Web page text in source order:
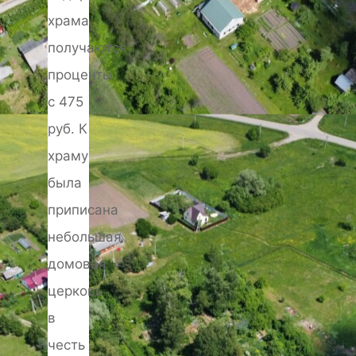
храма
получаются
проценты
с 475
руб. К
храму
была
приписана
небольшая
домовая
церковь
в
честь